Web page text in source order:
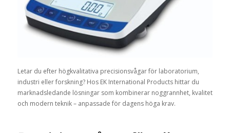
Letar du efter högkvalitativa precisionsvågar för laboratorium,
industri eller forskning? Hos EK International Products hittar du
marknadsledande lösningar som kombinerar noggrannhet, kvalitet
och modern teknik – anpassade för dagens höga krav.